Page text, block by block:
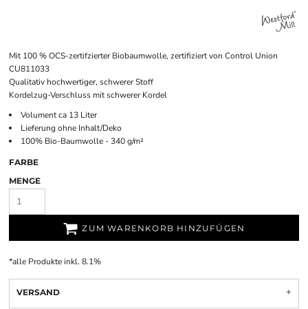
Mit 100 % OCS-zertifzierter Biobaumwolle, zertifiziert von Control Union
CU811033
Qualitativ hochwertiger, schwerer Stoff
Kordelzug-Verschluss mit schwerer Kordel
Volument ca 13 Liter
Lieferung ohne Inhalt/Deko
100% Bio-Baumwolle - 340 g/m²
FARBE
MENGE
ZUM WARENKORB HINZUFÜGEN
*alle Produkte inkl. 8.1%
VERSAND